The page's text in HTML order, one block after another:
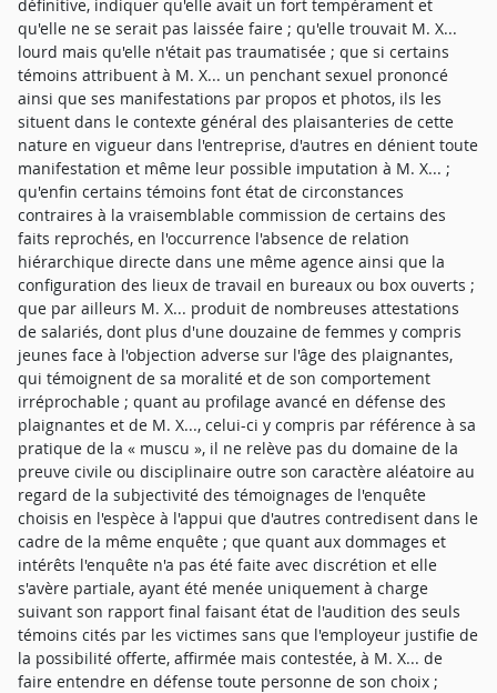
définitive, indiquer qu'elle avait un fort tempérament et
qu'elle ne se serait pas laissée faire ; qu'elle trouvait M. X...
lourd mais qu'elle n'était pas traumatisée ; que si certains
témoins attribuent à M. X... un penchant sexuel prononcé
ainsi que ses manifestations par propos et photos, ils les
situent dans le contexte général des plaisanteries de cette
nature en vigueur dans l'entreprise, d'autres en dénient toute
manifestation et même leur possible imputation à M. X... ;
qu'enfin certains témoins font état de circonstances
contraires à la vraisemblable commission de certains des
faits reprochés, en l'occurrence l'absence de relation
hiérarchique directe dans une même agence ainsi que la
configuration des lieux de travail en bureaux ou box ouverts ;
que par ailleurs M. X... produit de nombreuses attestations
de salariés, dont plus d'une douzaine de femmes y compris
jeunes face à l'objection adverse sur l'âge des plaignantes,
qui témoignent de sa moralité et de son comportement
irréprochable ; quant au profilage avancé en défense des
plaignantes et de M. X..., celui-ci y compris par référence à sa
pratique de la « muscu », il ne relève pas du domaine de la
preuve civile ou disciplinaire outre son caractère aléatoire au
regard de la subjectivité des témoignages de l'enquête
choisis en l'espèce à l'appui que d'autres contredisent dans le
cadre de la même enquête ; que quant aux dommages et
intérêts l'enquête n'a pas été faite avec discrétion et elle
s'avère partiale, ayant été menée uniquement à charge
suivant son rapport final faisant état de l'audition des seuls
témoins cités par les victimes sans que l'employeur justifie de
la possibilité offerte, affirmée mais contestée, à M. X... de
faire entendre en défense toute personne de son choix ;